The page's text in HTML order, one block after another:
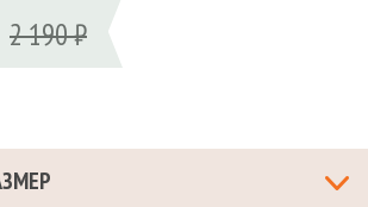
2 190 ₽